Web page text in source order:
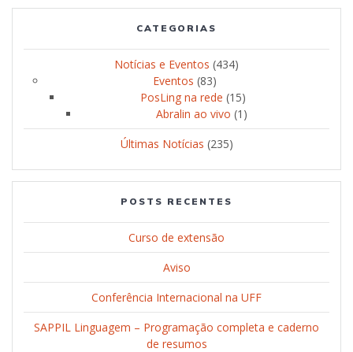
CATEGORIAS
Notícias e Eventos (434)
Eventos (83)
PosLing na rede (15)
Abralin ao vivo (1)
Últimas Notícias (235)
POSTS RECENTES
Curso de extensão
Aviso
Conferência Internacional na UFF
SAPPIL Linguagem – Programação completa e caderno
de resumos